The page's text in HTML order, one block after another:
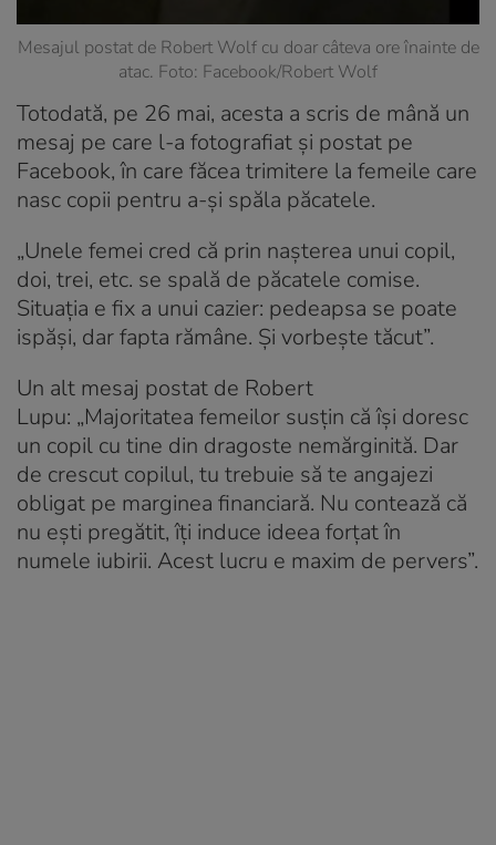
Mesajul postat de Robert Wolf cu doar câteva ore înainte de
atac. Foto: Facebook/Robert Wolf
Totodată, pe 26 mai, acesta a scris de mână un
mesaj pe care l-a fotografiat și postat pe
Facebook, în care făcea trimitere la femeile care
nasc copii pentru a-și spăla păcatele.
„Unele femei cred că prin nașterea unui copil,
doi, trei, etc. se spală de păcatele comise.
Situația e fix a unui cazier: pedeapsa se poate
ispăși, dar fapta rămâne. Și vorbește tăcut”.
Un alt mesaj postat de Robert
Lupu: „Majoritatea femeilor susțin că își doresc
un copil cu tine din dragoste nemărginită. Dar
de crescut copilul, tu trebuie să te angajezi
obligat pe marginea financiară. Nu contează că
nu ești pregătit, îți induce ideea forțat în
numele iubirii. Acest lucru e maxim de pervers”.